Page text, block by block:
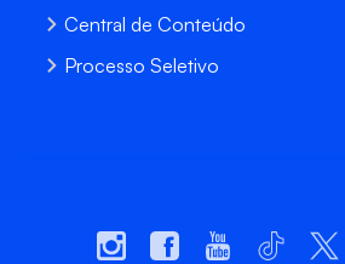
Central de Conteúdo
Processo Seletivo